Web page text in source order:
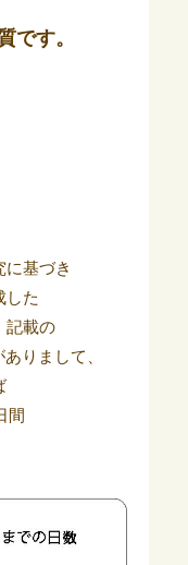
です。
に基づき
した
記載の
りまして、
間